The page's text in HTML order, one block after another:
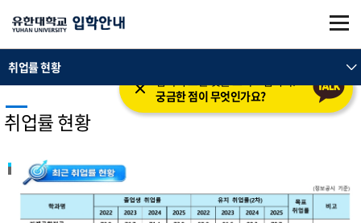
본문 바로가기주메뉴 바로가기
궁금한 점이 무엇인가요?
취업률 현황
취업률 현황